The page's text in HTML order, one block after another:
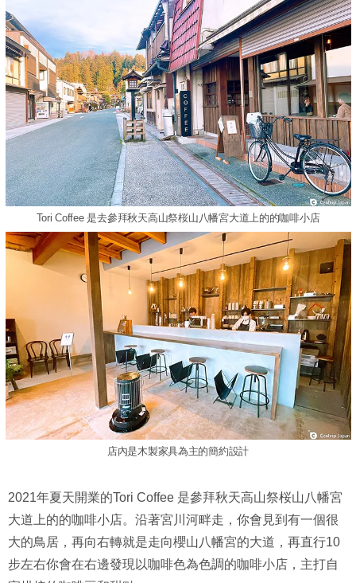
Tori Coffee 是去參拜秋天高山祭桜山八幡宮大道上的的咖啡小店
店內是木製家具為主的簡約設計
2021年夏天開業的Tori Coffee 是參拜秋天高山祭桜山八幡宮
大道上的的咖啡小店。沿著宮川河畔走，你會見到有一個很
大的鳥居，再向右轉就是走向櫻山八幡宮的大道，再直行10
步左右你會在右邊發現以咖啡色為色調的咖啡小店，主打自